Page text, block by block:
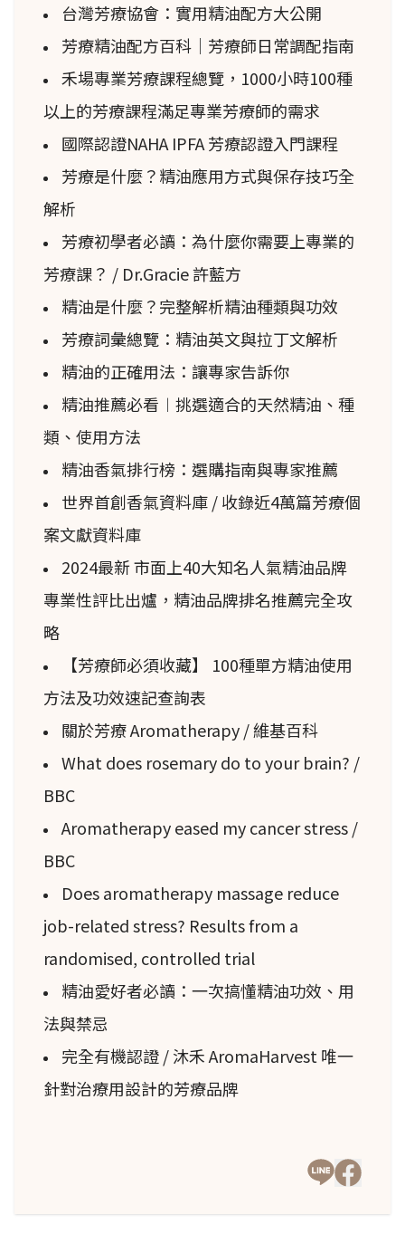
台灣芳療協會：實用精油配方大公開
芳療精油配方百科｜芳療師日常調配指南
禾場專業芳療課程總覽，1000小時100種
以上的芳療課程滿足專業芳療師的需求
國際認證NAHA IPFA 芳療認證入門課程
芳療是什麼？精油應用方式與保存技巧全
解析
芳療初學者必讀：為什麼你需要上專業的
芳療課？ / Dr.Gracie 許藍方
精油是什麼？完整解析精油種類與功效
芳療詞彙總覽：精油英文與拉丁文解析
精油的正確用法：讓專家告訴你
精油推薦必看︱挑選適合的天然精油、種
類、使用方法
精油香氣排行榜：選購指南與專家推薦
世界首創香氣資料庫 / 收錄近4萬篇芳療個
案文獻資料庫
2024最新 市面上40大知名人氣精油品牌
專業性評比出爐，精油品牌排名推薦完全攻
略
【芳療師必須收藏】 100種單方精油使用
方法及功效速記查詢表
關於芳療 Aromatherapy / 維基百科
What does rosemary do to your brain? /
BBC
Aromatherapy eased my cancer stress /
BBC
Does aromatherapy massage reduce
job-related stress? Results from a
randomised, controlled trial
精油愛好者必讀：一次搞懂精油功效、用
法與禁忌
完全有機認證 / 沐禾 AromaHarvest 唯一
針對治療用設計的芳療品牌